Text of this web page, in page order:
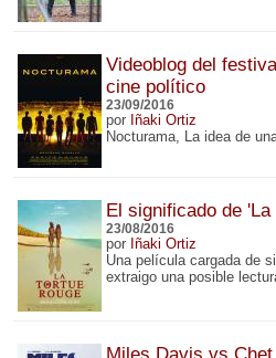
Videoblog del
cine político
23/09/2016
por Iñaki Ortiz
Nocturama, La idea de
El significado de
23/08/2016
por Iñaki Ortiz
Una película cargada de
extraigo una posible